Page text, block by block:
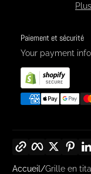
Paiement et sécurité
Your payment
Copier le lien FacebookTwitter
Accueil Grille en